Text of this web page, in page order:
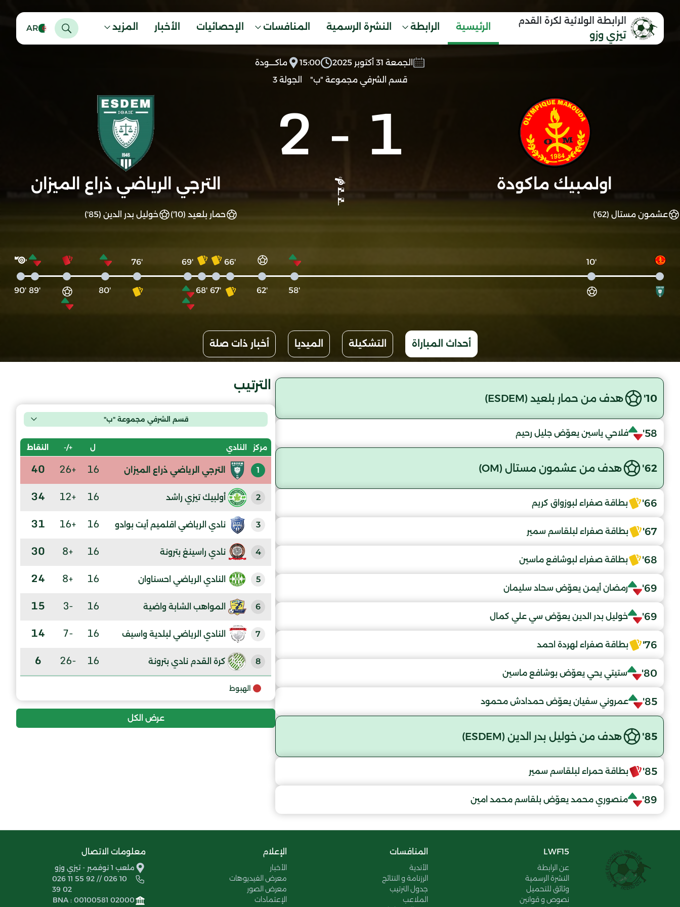
الرابطة الولائية لكرة القدم
تيزي وزو
الرئيسية الرابطة النشرة الرسمية المنافسات الإحصائيات الأخبار المزيد AR
الجمعة 31 أكتوبر 2025 15:00
ماكــــودة
قسم الشرفي مجموعة "ب"
الجولة 3
اولمبيك ماكودة
1
-
2
الترجي الرياضي ذراع الميزان
عشمون مستال (62') حمار بلعيد (10') خوليل بدر الدين (85')
'10
'58
'62
'66
'67
'68
'69
'76
'80
'89
'90
أحداث المباراة التشكيلة الميديا أخبار ذات صلة
10' هدف من حمار بلعيد (ESDEM)
58' فلاحي ياسين يعوّض جليل رحيم
62' هدف من عشمون مستال (OM)
66' بطاقة صفراء لبوزواق كريم
67' بطاقة صفراء لبلقاسم سمير
68' بطاقة صفراء لبوشافع ماسين
69' رمضان أيمن يعوّض سحاد سليمان
69' خوليل بدر الدين يعوّض سي علي كمال
76' بطاقة صفراء لهردة احمد
80' ستيتي يحي يعوّض بوشافع ماسين
85' عمروني سفيان يعوّض حمدادش محمود
85' هدف من خوليل بدر الدين (ESDEM)
85' بطاقة حمراء لبلقاسم سمير
89' منصوري محمد يعوّض بلقاسم محمد امين
الترتيب
قسم الشرفي مجموعة "ب"
مركز النادي ل +/- النقاط
1 الترجي الرياضي ذراع الميزان 16
+26
40
2 أولبيك تيزي راشد 16
+12
34
3 نادي الرياضي اقلميم أيت بوادو 16
+16
31
4 نادي راسينغ بترونة 16
+8
30
5 النادي الرياضي احسناوان 16
+8
24
6 المواهب الشابة واضية 16
-3
15
7 النادي الرياضي لبلدية واسيف 16
-7
14
8 كرة القدم نادي بترونة 16
-26
6
9
أولبيك مول الديوان إنسحاب عام
الهبوط
عرض الكل
LWF15
عن الرابطة
النشرة الرسمية
وثائق للتحميل
نصوص و قوانين
المنافسات
الأندية
الرزنامة و النتائج
جدول الترتيب
الملاعب
الإعلام
الأخبار
معرض الفيديوهات
معرض الصور
الإعتمادات
معلومات الاتصال
ملعب 1 نوفمبر - تيزي وزو
026 11 55 92 // 026 10
39 02
BNA : 00100581 02000